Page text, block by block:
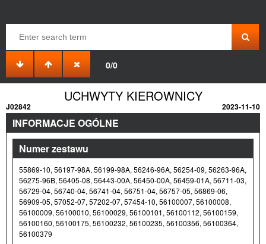
0/0
UCHWYTY KIEROWNICY
J02842 2023-11-10
INFORMACJE OGÓLNE
Numer zestawu
55869-10, 56197-98A, 56199-98A, 56246-96A, 56254-09, 56263-96A,
56275-96B, 56405-08, 56443-00A, 56450-00A, 56459-01A, 56711-03,
56729-04, 56740-04, 56741-04, 56751-04, 56757-05, 56869-06,
56909-05, 57052-07, 57202-07, 57454-10, 56100007, 56100008,
56100009, 56100010, 56100029, 56100101, 56100112, 56100159,
56100160, 56100175, 56100232, 56100235, 56100356, 56100364,
56100379